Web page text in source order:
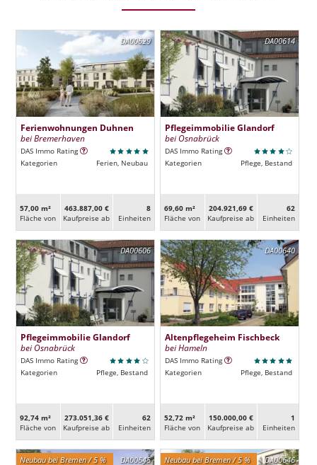
DA00629
Ferienwohnungen Duhnen
bei Bremerhaven
DAS Immo Rating
Kategorien
Ferien, Neubau
57,00 m²
Fläche von
463.887,00 €
Kaufpreise ab
8
Ein­heiten
DA00614
Pflegeimmobilie Glandorf
bei Osnabrück
DAS Immo Rating
Kategorien
Pflege, Bestand
69,60 m²
Fläche von
204.921,69 €
Kaufpreise ab
62
Ein­heiten
DA00606
Pflegeimmobilie Glandorf
bei Osnabrück
DAS Immo Rating
Kategorien
Pflege, Bestand
92,74 m²
Fläche von
273.051,36 €
Kaufpreise ab
62
Ein­heiten
DA00640
Altenpflegeheim Fischbeck
bei Hameln
DAS Immo Rating
Kategorien
Pflege, Bestand
52,72 m²
Fläche von
150.000,00 €
Kaufpreise ab
1
Ein­heiten
DA00645
Neubau bei Bremen / 5 %
DA00646
Neubau bei Bremen / 5 %